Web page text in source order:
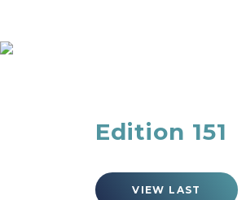
Edition 151
VIEW LAST